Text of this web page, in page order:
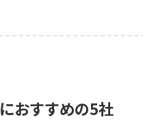
おすすめの5社